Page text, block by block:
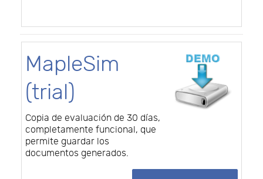
MapleSim
(trial)
Copia de evaluación de 30 días,
completamente funcional, que
permite guardar los
documentos generados.